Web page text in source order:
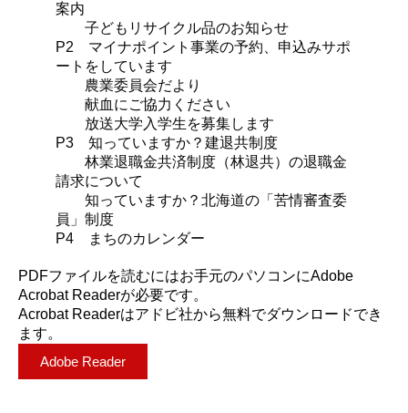
案内
子どもリサイクル品のお知らせ
P2 マイナポイント事業の予約、申込みサポ
ートをしています
農業委員会だより
献血にご協力ください
放送大学入学生を募集します
P3 知っていますか？建退共制度
林業退職金共済制度（林退共）の退職金
請求について
知っていますか？北海道の「苦情審査委
員」制度
P4 まちのカレンダー
PDFファイルを読むにはお手元のパソコンにAdobe
Acrobat Readerが必要です。
Acrobat Readerはアドビ社から無料でダウンロードでき
ます。
Adobe Reader